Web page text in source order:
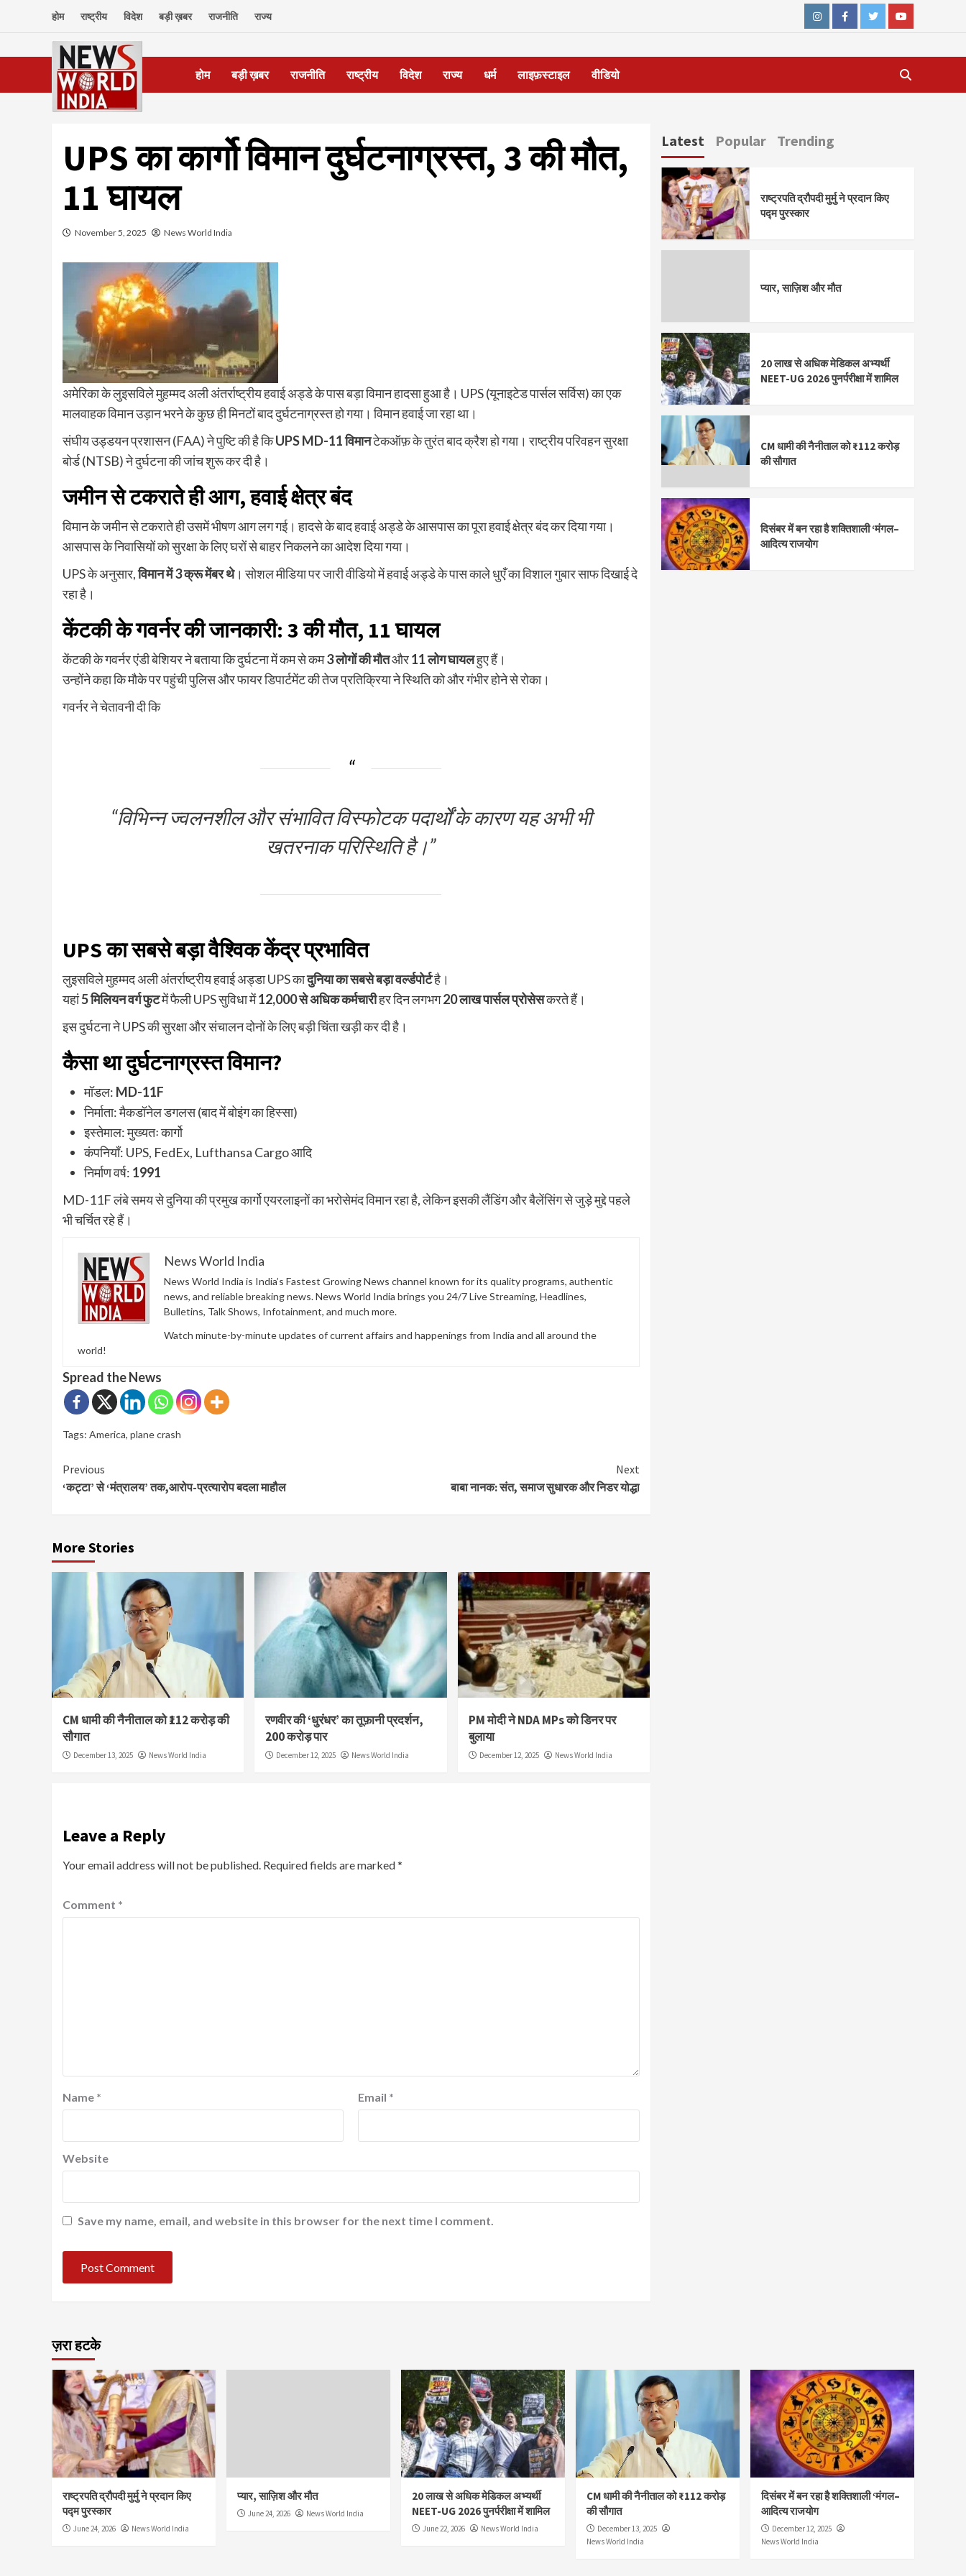
होम राष्ट्रीय विदेश बड़ी ख़बर राजनीति राज्य
InstagramFacebookTwitterYoutube
होम बड़ी ख़बर राजनीति राष्ट्रीय विदेश राज्य धर्म लाइफ़स्टाइल वीडियो
UPS का कार्गो विमान दुर्घटनाग्रस्त, 3 की मौत,
11 घायल
November 5, 2025 News World India
अमेरिका के लुइसविले मुहम्मद अली अंतर्राष्ट्रीय हवाई अड्डे के पास बड़ा विमान हादसा हुआ है। UPS (यूनाइटेड पार्सल सर्विस) का एक
मालवाहक विमान उड़ान भरने के कुछ ही मिनटों बाद दुर्घटनाग्रस्त हो गया। विमान हवाई जा रहा था।
संघीय उड्डयन प्रशासन (FAA) ने पुष्टि की है किUPS MD-11 विमानटेकऑफ़ के तुरंत बाद क्रैश हो गया। राष्ट्रीय परिवहन सुरक्षा
बोर्ड (NTSB) ने दुर्घटना की जांच शुरू कर दी है।
जमीन से टकराते ही आग, हवाई क्षेत्र बंद
विमान के जमीन से टकराते ही उसमें भीषण आग लग गई। हादसे के बाद हवाई अड्डे के आसपास का पूरा हवाई क्षेत्र बंद कर दिया गया।
आसपास के निवासियों को सुरक्षा के लिए घरों से बाहर निकलने का आदेश दिया गया।
UPS के अनुसार,विमान में 3 क्रू मेंबर थे। सोशल मीडिया पर जारी वीडियो में हवाई अड्डे के पास काले धुएँ का विशाल गुबार साफ दिखाई दे
रहा है।
केंटकी के गवर्नर की जानकारी: 3 की मौत, 11 घायल
केंटकी के गवर्नर एंडी बेशियर ने बताया कि दुर्घटना में कम से कम3 लोगों की मौतऔर11 लोग घायलहुए हैं।
उन्होंने कहा कि मौके पर पहुंची पुलिस और फायर डिपार्टमेंट की तेज प्रतिक्रिया ने स्थिति को और गंभीर होने से रोका।
गवर्नर ने चेतावनी दी कि
“विभिन्न ज्वलनशील और संभावित विस्फोटक पदार्थों के कारण यह अभी भी
खतरनाक परिस्थिति है।”
UPS का सबसे बड़ा वैश्विक केंद्र प्रभावित
लुइसविले मुहम्मद अली अंतर्राष्ट्रीय हवाई अड्डा UPS कादुनिया का सबसे बड़ा वर्ल्डपोर्टहै।
यहां5 मिलियन वर्ग फुटमें फैली UPS सुविधा में12,000 से अधिक कर्मचारीहर दिन लगभग20 लाख पार्सल प्रोसेसकरते हैं।
इस दुर्घटना ने UPS की सुरक्षा और संचालन दोनों के लिए बड़ी चिंता खड़ी कर दी है।
कैसा था दुर्घटनाग्रस्त विमान?
मॉडल: MD-11F
निर्माता: मैकडॉनेल डगलस (बाद में बोइंग का हिस्सा)
इस्तेमाल: मुख्यतः कार्गो
कंपनियाँ: UPS, FedEx, Lufthansa Cargo आदि
निर्माण वर्ष: 1991
MD-11F लंबे समय से दुनिया की प्रमुख कार्गो एयरलाइनों का भरोसेमंद विमान रहा है, लेकिन इसकी लैंडिंग और बैलेंसिंग से जुड़े मुद्दे पहले
भी चर्चित रहे हैं।
News World India
News World India is India’s Fastest Growing News channel known for its quality programs, authentic
news, and reliable breaking news. News World India brings you 24/7 Live Streaming, Headlines,
Bulletins, Talk Shows, Infotainment, and much more.
Watch minute-by-minute updates of current affairs and happenings from India and all around the
world!
Spread the News
Tags: America, plane crash
Continue
Reading
Previous
‘कट्टा’ से ‘मंत्रालय’ तक,आरोप-प्रत्यारोप बदला माहौल
Next
बाबा नानक: संत, समाज सुधारक और निडर योद्धा
More Stories
CM धामी की नैनीताल को ₹112 करोड़ की
सौगात
December 13, 2025 News World India
रणवीर की ‘धुरंधर’ का तूफ़ानी प्रदर्शन,
200 करोड़ पार
December 12, 2025 News World India
PM मोदी ने NDA MPs को डिनर पर
बुलाया
December 12, 2025 News World India
Leave a Reply
Your email address will not be published. Required fields are marked*
Comment *
Name * Email *
Website
Save my name, email, and website in this browser for the next time I comment.
Latest Popular Trending
राष्ट्रपति द्रौपदी मुर्मु ने प्रदान किए
पद्म पुरस्कार
प्यार, साज़िश और मौत
20 लाख से अधिक मेडिकल अभ्यर्थी
NEET-UG 2026 पुनर्परीक्षा में शामिल
CM धामी की नैनीताल को ₹112 करोड़
की सौगात
दिसंबर में बन रहा है शक्तिशाली ‘मंगल–
आदित्य राजयोग
ज़रा हटके
राष्ट्रपति द्रौपदी मुर्मु ने प्रदान किए
पद्म पुरस्कार
June 24, 2026 News World India
प्यार, साज़िश और मौत
June 24, 2026 News World India
20 लाख से अधिक मेडिकल अभ्यर्थी
NEET-UG 2026 पुनर्परीक्षा में शामिल
June 22, 2026 News World India
CM धामी की नैनीताल को ₹112 करोड़
की सौगात
December 13, 2025
News World India
दिसंबर में बन रहा है शक्तिशाली ‘मंगल–
आदित्य राजयोग
December 12, 2025
News World India